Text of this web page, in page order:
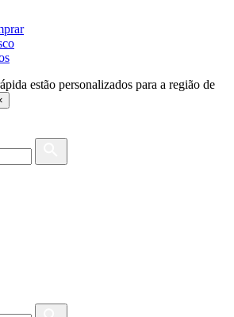
estão personalizados para a região de